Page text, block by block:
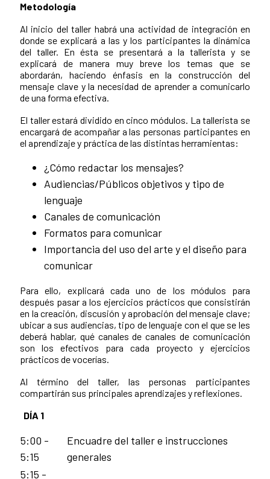
Metodología
Al inicio del taller habrá una actividad de integración en
donde se explicará a las y los participantes la dinámica
del taller. En ésta se presentará a la tallerista y se
explicará de manera muy breve los temas que se
abordarán, haciendo énfasis en la construcción del
mensaje clave y la necesidad de aprender a comunicarlo
de una forma efectiva.
El taller estará dividido en cinco módulos. La tallerista se
encargará de acompañar a las personas participantes en
el aprendizaje y práctica de las distintas herramientas:
¿Cómo redactar los mensajes?
Audiencias/Públicos objetivos y tipo de
lenguaje
Canales de comunicación
Formatos para comunicar
Importancia del uso del arte y el diseño para
comunicar
Para ello, explicará cada uno de los módulos para
después pasar a los ejercicios prácticos que consistirán
en la creación, discusión y aprobación del mensaje clave;
ubicar a sus audiencias, tipo de lenguaje con el que se les
deberá hablar, qué canales de canales de comunicación
son los efectivos para cada proyecto y ejercicios
prácticos de vocerías.
Al término del taller, las personas participantes
compartirán sus principales aprendizajes y reflexiones.
DÍA 1
5:00 -
5:15
Encuadre del taller e instrucciones
generales
5:15 -